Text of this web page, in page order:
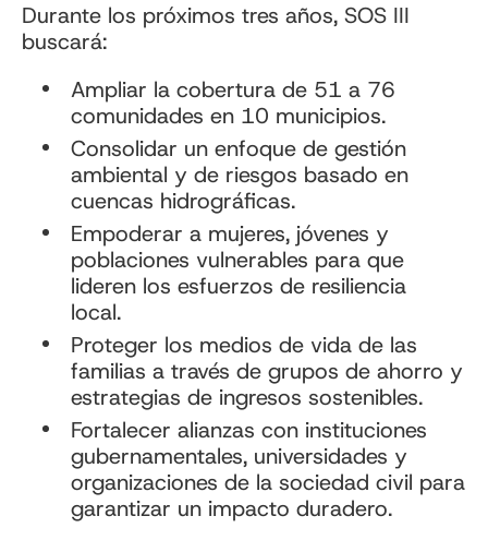
Durante los próximos tres años, SOS III
buscará:
Ampliar la cobertura de 51 a 76
comunidades en 10 municipios.
Consolidar un enfoque de gestión
ambiental y de riesgos basado en
cuencas hidrográficas.
Empoderar a mujeres, jóvenes y
poblaciones vulnerables para que
lideren los esfuerzos de resiliencia
local.
Proteger los medios de vida de las
familias a través de grupos de ahorro y
estrategias de ingresos sostenibles.
Fortalecer alianzas con instituciones
gubernamentales, universidades y
organizaciones de la sociedad civil para
garantizar un impacto duradero.